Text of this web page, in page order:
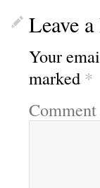
Leave
Your
marked *
Comment